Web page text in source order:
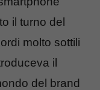
il turno del
molto sottili
il
del brand